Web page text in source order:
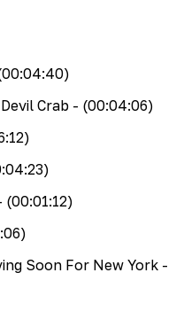
Crab - (00:04:06)
(00:01:12)
Soon For New York -